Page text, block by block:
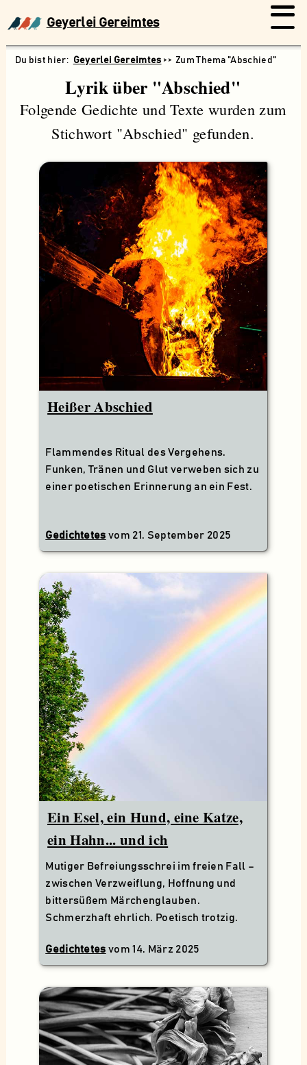
Geyerlei Gereimtes
Suchen
Geyerlei Gereimtes Zum Thema "Abschied"
Lyrik über "Abschied"
Folgende Gedichte und Texte wurden zum
Stichwort "Abschied" gefunden.
Heißer Abschied
Flammendes Ritual des Vergehens.
Funken, Tränen und Glut verweben sich zu
einer poetischen Erinnerung an ein Fest.
Gedichtetes vom 21. September 2025
Ein Esel, ein Hund, eine Katze,
ein Hahn... und ich
Mutiger Befreiungsschrei im freien Fall –
zwischen Verzweiflung, Hoffnung und
bittersüßem Märchenglauben.
Schmerzhaft ehrlich. Poetisch trotzig.
Gedichtetes vom14. März 2025